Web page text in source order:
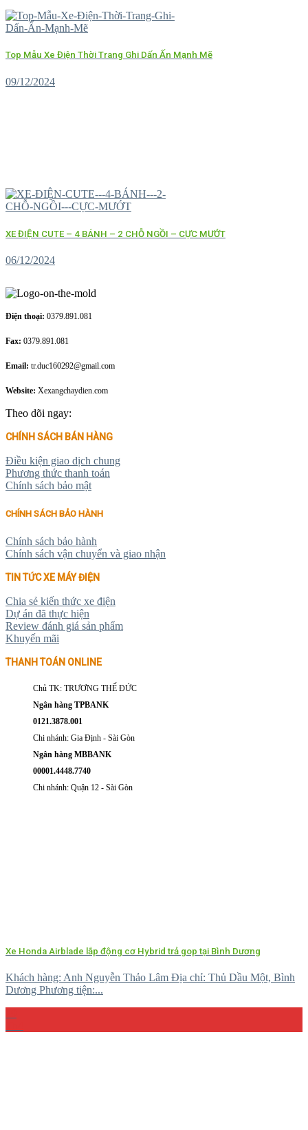
Top Mẫu Xe Điện Thời Trang Ghi Dấn Ấn Mạnh Mẽ
09/12/2024
XE ĐIỆN CUTE – 4 BÁNH – 2 CHỖ NGỒI – CỰC MƯỚT
06/12/2024
Điện thoại: 0379.891.081
Fax: 0379.891.081
Email: tr.duc160292@gmail.com
Website: Xexangchaydien.com
Theo dõi ngay:
CHÍNH SÁCH BÁN HÀNG
Điều kiện giao dịch chung
Phương thức thanh toán
Chính sách bảo mật
CHÍNH SÁCH BẢO HÀNH
Chính sách bảo hành
Chính sách vận chuyển và giao nhận
TIN TỨC XE MÁY ĐIỆN
Chia sẻ kiến thức xe điện
Dự án đã thực hiện
Review đánh giá sản phẩm
Khuyến mãi
THANH TOÁN ONLINE
Chủ TK: TRƯƠNG THẾ ĐỨC
Ngân hàng TPBANK
0121.3878.001
Chi nhánh: Gia Định - Sài Gòn
Ngân hàng MBBANK
00001.4448.7740
Chi nhánh: Quận 12 - Sài Gòn
Xe Honda Airblade lắp động cơ Hybrid trả gop tại Bình Dương
Khách hàng: Anh Nguyễn Thảo Lâm Địa chỉ: Thủ Dầu Một, Bình
Dương Phương tiện:...